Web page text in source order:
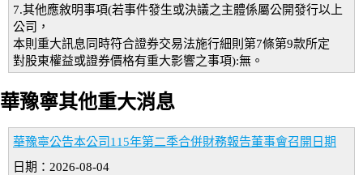
7.其他應敘明事項(若事件發生或決議之主體係屬公開發行以上
公司，
本則重大訊息同時符合證券交易法施行細則第7條第9款所定
對股東權益或證券價格有重大影響之事項):無。
華豫寧其他重大消息
華豫寧公告本公司115年第二季合併財務報告董事會召開日期
日期：2026-08-04